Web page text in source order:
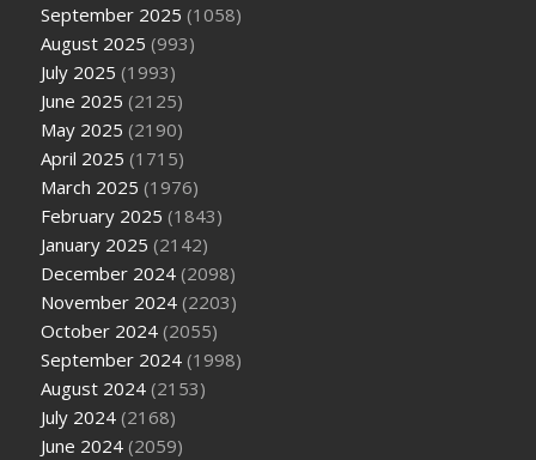
September 2025 (1058)
August 2025 (993)
July 2025 (1993)
June 2025 (2125)
May 2025 (2190)
April 2025 (1715)
March 2025 (1976)
February 2025 (1843)
January 2025 (2142)
December 2024 (2098)
November 2024 (2203)
October 2024 (2055)
September 2024 (1998)
August 2024 (2153)
July 2024 (2168)
June 2024 (2059)